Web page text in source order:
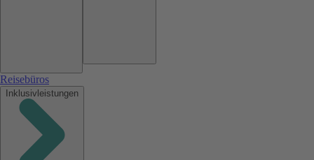
Reisebüros
Inklusivleistungen